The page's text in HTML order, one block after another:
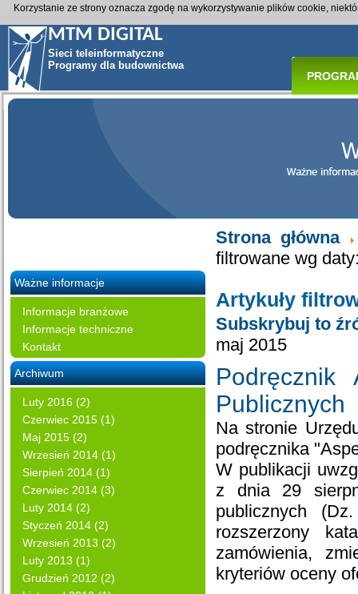
MTM DIGITAL
Sieci teleinformatyczne
Programy dla budownictwa
Ważne informacje
Informacje branżowe
Informacje techniczne
Kontakt
Archiwum
Luty 2016 (2)
Czerwiec 2015 (1)
Maj 2015 (2)
Wrzesień 2014 (1)
Sierpień 2014 (1)
Czerwiec 2014 (3)
Luty 2014 (2)
Styczeń 2014 (2)
Wrzesień 2013 (2)
Luty 2013 (1)
Grudzień 2012 (2)
Strona główna
filtrowane wg
Artykuły
Subskrybuj to
maj 2015
Podręcznik
Publicznych
Na stronie
podręcznika
W publikacji
z dnia 29
publicznych
rozszerzony
zamówienia,
kryteriów oceny
Korzystanie ze strony oznacza zgodę na wykorzystywanie plików cookie,